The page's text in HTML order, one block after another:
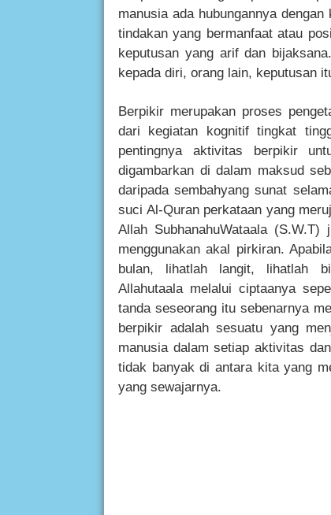
manusia ada hubungannya
tindakan yang bermanfaat atau
keputusan yang arif dan
kepada diri, orang lain, keputusan
Berpikir merupakan proses
dari kegiatan kognitif tingkat
pentingnya aktivitas berpikir
digambarkan di dalam maksud
daripada sembahyang sunat
suci Al-Quran perkataan yang
Allah SubhanahuWataala
menggunakan akal pirkiran.
bulan, lihatlah langit, lihatlah
Allahutaala melalui ciptaanya
tanda seseorang itu sebenarnya
berpikir adalah sesuatu yang
manusia dalam setiap aktivitas
tidak banyak di antara kita yang
yang sewajarnya.